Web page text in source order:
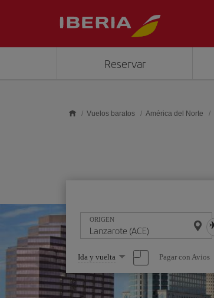
Reservar
Vuelos baratos América del Norte
ORIGEN
Seleccione
una
opción
Ida y vuelta Pagar con Avios